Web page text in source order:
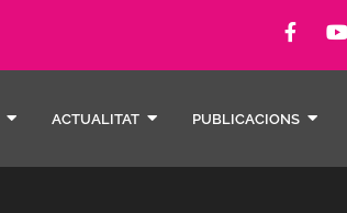
ACTUALITAT PUBLICACIONS